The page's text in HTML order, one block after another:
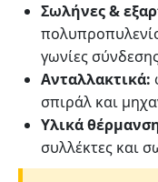
Σωλήνες &
γωνίες
Ανταλλακτικά:
σπιράλ και
Υλικά
συλλέκτες και